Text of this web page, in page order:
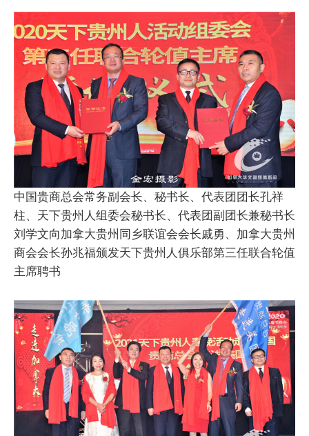
中国贵商总会常务副会长、秘书长、代表团团长孔祥
柱、天下贵州人组委会秘书长、代表团副团长兼秘书长
刘学文向加拿大贵州同乡联谊会会长戚勇、加拿大贵州
商会会长孙兆福颁发天下贵州人俱乐部第三任联合轮值
主席聘书